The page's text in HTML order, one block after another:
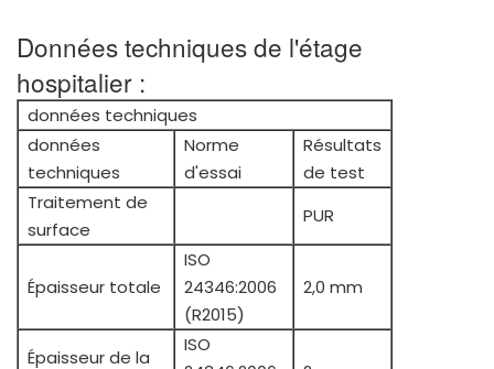
Données techniques de l'étage
hospitalier :
données techniques
données
techniques
Norme
d'essai
Résultats
de test
Traitement de
surface
PUR
Épaisseur totale
ISO
24346:2006
(R2015)
2,0 mm
Épaisseur de la
ISO